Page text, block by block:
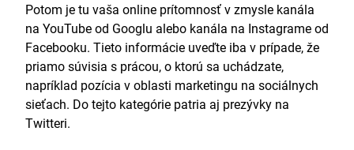
Potom je tu vaša online prítomnosť v zmysle kanála
na YouTube od Googlu alebo kanála na Instagrame od
Facebooku. Tieto informácie uveďte iba v prípade, že
priamo súvisia s prácou, o ktorú sa uchádzate,
napríklad pozícia v oblasti marketingu na sociálnych
sieťach. Do tejto kategórie patria aj prezývky na
Twitteri.